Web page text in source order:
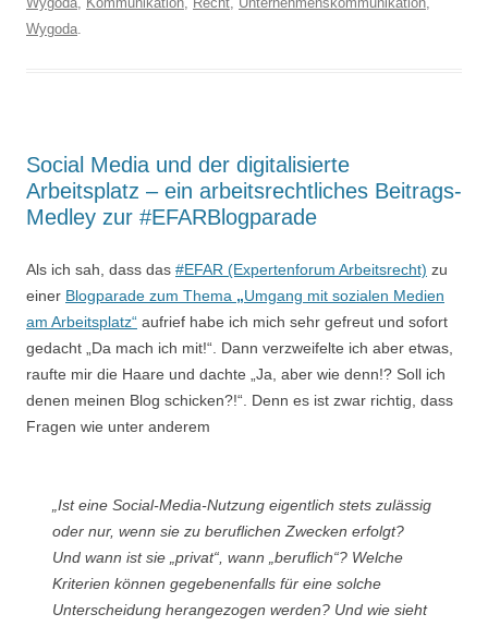
Wygoda.
Social Media und der digitalisierte
Arbeitsplatz – ein arbeitsrechtliches Beitrags-
Medley zur #EFARBlogparade
Als ich sah, dass das #EFAR (Expertenforum Arbeitsrecht) zu
einer Blogparade zum Thema „Umgang mit sozialen Medien
am Arbeitsplatz“ aufrief habe ich mich sehr gefreut und sofort
gedacht „Da mach ich mit!“. Dann verzweifelte ich aber etwas,
raufte mir die Haare und dachte „Ja, aber wie denn!? Soll ich
denen meinen Blog schicken?!“. Denn es ist zwar richtig, dass
Fragen wie unter anderem
„Ist eine Social-Media-Nutzung eigentlich stets zulässig
oder nur, wenn sie zu beruflichen Zwecken erfolgt?
Und wann ist sie „privat“, wann „beruflich“? Welche
Kriterien können gegebenenfalls für eine solche
Unterscheidung herangezogen werden? Und wie sieht